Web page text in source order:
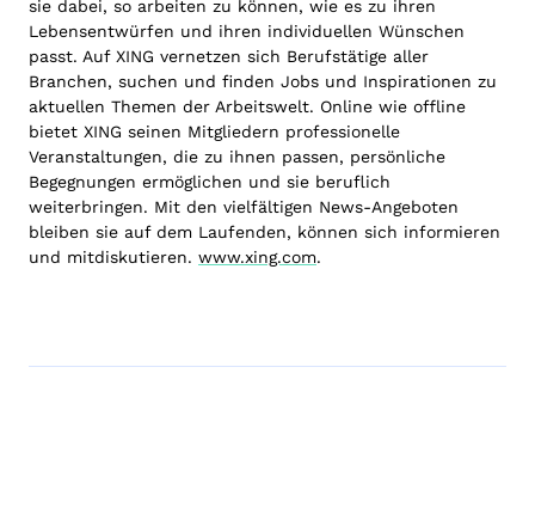
sie dabei, so arbeiten zu können, wie es zu ihren
Lebensentwürfen und ihren individuellen Wünschen
passt. Auf XING vernetzen sich Berufstätige aller
Branchen, suchen und finden Jobs und Inspirationen zu
aktuellen Themen der Arbeitswelt. Online wie offline
bietet XING seinen Mitgliedern professionelle
Veranstaltungen, die zu ihnen passen, persönliche
Begegnungen ermöglichen und sie beruflich
weiterbringen. Mit den vielfältigen News-Angeboten
bleiben sie auf dem Laufenden, können sich informieren
und mitdiskutieren. www.xing.com.